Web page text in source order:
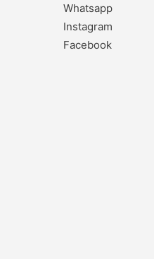
Whatsapp
Instagram
Facebook